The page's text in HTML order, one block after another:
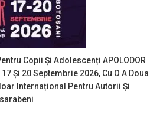
Copii Și Adolescenți APOLODOR
Și 20 Septembrie 2026, Cu O A Doua
Internațional Pentru Autorii Și